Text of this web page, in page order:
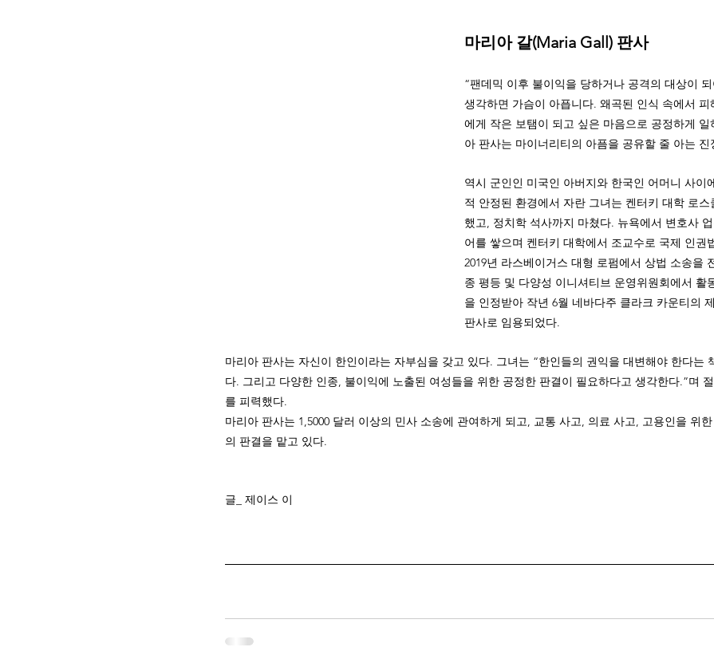
마리아 갈(Maria Gall) 판사
“팬데믹 이후 불이익을 당하거나 공격의 대상이
생각하면 가슴이 아픕니다. 왜곡된 인식 속에서 피
에게 작은 보탬이 되고 싶은 마음으로 공정하게 일
아 판사는 마이너리티의 아픔을 공유할 줄 아는 진
역시 군인인 미국인 아버지와 한국인 어머니 사이
적 안정된 환경에서 자란 그녀는 켄터키 대학 로스
했고, 정치학 석사까지 마쳤다. 뉴욕에서 변호사
어를 쌓으며 켄터키 대학에서 조교수로 국제 인권
2019년 라스베이거스 대형 로펌에서 상법 소송을
종 평등 및 다양성 이니셔티브 운영위원회에서 활
을 인정받아 작년 6월 네바다주 클라크 카운티의
판사로 임용되었다.
마리아 판사는 자신이 한인이라는 자부심을 갖고 있다. 그녀는 “한인들의 권익을 대변해야 한다는
다. 그리고 다양한 인종, 불이익에 노출된 여성들을 위한 공정한 판결이 필요하다고 생각한다.”며
를 피력했다.
마리아 판사는 1,5000 달러 이상의 민사 소송에 관여하게 되고, 교통 사고, 의료 사고, 고용인을 위
의 판결을 맡고 있다.
글_ 제이스 이